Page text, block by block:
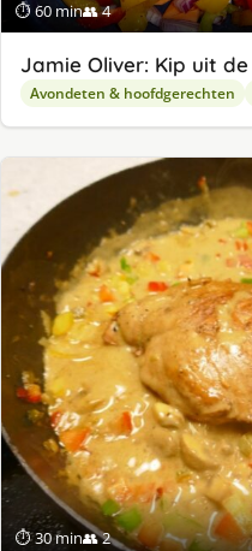
⏱ 60 min👥 4
Jamie Oliver: Kip uit
Avondeten & hoofdgerechten
⏱ 30 min👥 2